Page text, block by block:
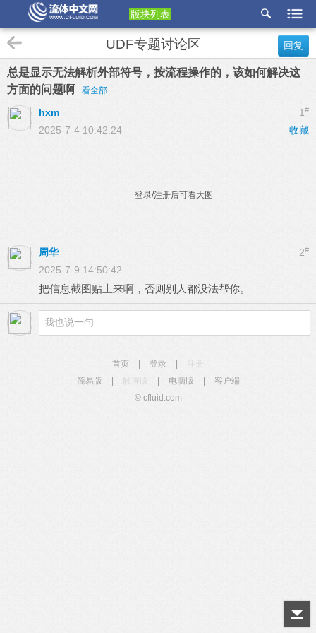
版块列表
etu
p
回复
UDF专题讨论区
总是显示无法解析外部符号，按流程操作的，该如何解决这
方面的问题啊
看全部
1 #
hxm
收藏
2025-7-4 10:42:24
登录/注册后可看大图
2#
周华
2025-7-9 14:50:42
把信息截图贴上来啊，否则别人都没法帮你。
首页 登录
注册
简易版
触屏版 电脑版
客户端
© cfluid.com